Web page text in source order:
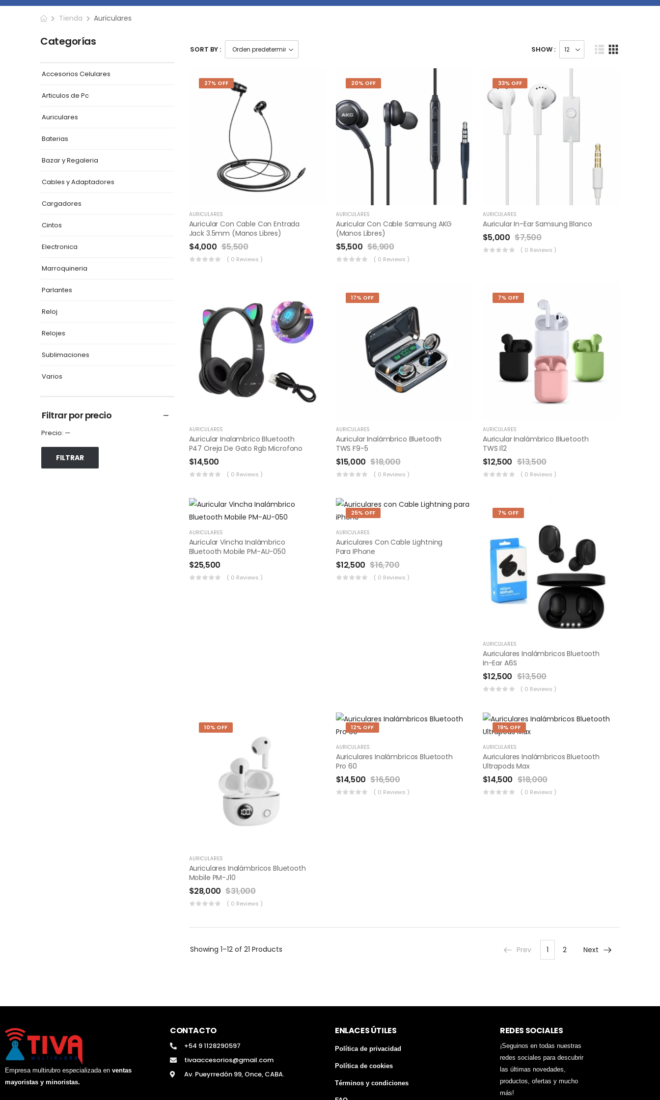
Tienda Auriculares
Categorías
Accesorios Celulares
Articulos de Pc
Auriculares
Baterias
Bazar y Regaleria
Cables y Adaptadores
Cargadores
Cintos
Electronica
Marroquineria
Parlantes
Reloj
Relojes
Sublimaciones
Varios
Filtrar por precio
FILTRAR
Precio: —
SORT BY : SHOW :
27% OFF
AURICULARES
Auricular Con Cable Con Entrada
Jack 3.5mm (Manos Libres)
$4,000 $5,500
( 0 Reviews )
20% OFF
AURICULARES
Auricular Con Cable Samsung AKG
(Manos Libres)
$5,500 $6,900
( 0 Reviews )
33% OFF
AURICULARES
Auricular In-Ear Samsung Blanco
$5,000 $7,500
( 0 Reviews )
AURICULARES
Auricular Inalambrico Bluetooth
P47 Oreja De Gato Rgb Microfono
$14,500
( 0 Reviews )
17% OFF
AURICULARES
Auricular Inalámbrico Bluetooth
TWS F9-5
$15,000 $18,000
( 0 Reviews )
7% OFF
AURICULARES
Auricular Inalámbrico Bluetooth
TWS I12
$12,500 $13,500
( 0 Reviews )
AURICULARES
Auricular Vincha Inalámbrico
Bluetooth Mobile PM-AU-050
$25,500
( 0 Reviews )
25% OFF
AURICULARES
Auriculares Con Cable Lightning
Para IPhone
$12,500 $16,700
( 0 Reviews )
7% OFF
AURICULARES
Auriculares Inalámbricos Bluetooth
In-Ear A6S
$12,500 $13,500
( 0 Reviews )
10% OFF
AURICULARES
Auriculares Inalámbricos Bluetooth
Mobile PM-J10
$28,000 $31,000
( 0 Reviews )
12% OFF
AURICULARES
Auriculares Inalámbricos Bluetooth
Pro 60
$14,500 $16,500
( 0 Reviews )
19% OFF
AURICULARES
Auriculares Inalámbricos Bluetooth
Ultrapods Max
$14,500 $18,000
( 0 Reviews )
Showing 1–12 of 21 Products Prev 1 2 Next
Empresa multirubro especializada en ventas
mayoristas y minoristas.
CONTACTO
+54 9 1128290597
tivaaccesorios@gmail.com
Av. Pueyrredón 99, Once, CABA.
ENLACES ÚTILES
Política de privacidad
Política de cookies
Términos y condiciones
REDES SOCIALES
¡Seguinos en todas nuestras
redes sociales para descubrir
las últimas novedades,
productos, ofertas y mucho
más!